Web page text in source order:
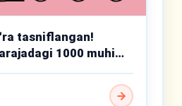
tasniflangan!
1000 muhim